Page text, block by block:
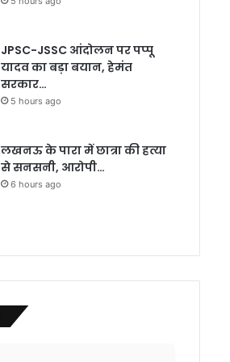
JPSC-JSSC आंदोलन पर पप्पू
यादव का बड़ा बयान, हेमंत
सरकार…
5 hours ago
लखनऊ के पारा में छात्रा की हत्या
से सनसनी, आरोपी…
6 hours ago